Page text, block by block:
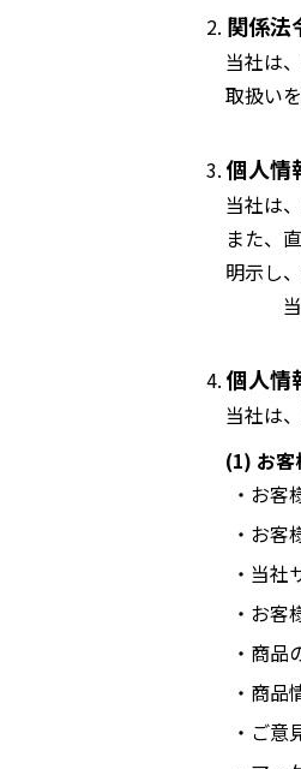
関係法
当社は
取扱い
個人情
当社は
また、
明示し
当社
個人情
当社は
(1) お客
・お客
・お
・当社
・お
・商品
・商
・ご意